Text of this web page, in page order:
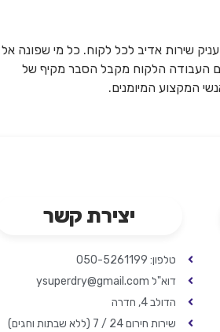
שירות אדיב לכל לקוח. כל מי שפונה אל
העבודה הלקוח מקבל הסבר מקיף של
המקצוע המיומנים.
יצירת קשר
טלפון: 050-5261199
דוא"ל ysuperdry@gmail.com
הדולב 4, חדרה
שירות חירום 24 / 7 (ללא שבתות וחגים)